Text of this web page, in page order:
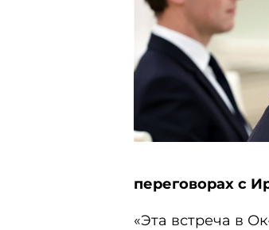
переговорах с
«Эта встреча в